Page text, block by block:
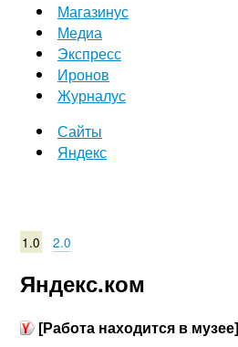
Магазинус
Медиа
Экспресс
Иронов
Журналус
Сайты
Яндекс
1.0 2.0
Яндекс.ком
[Работа находится в музее]